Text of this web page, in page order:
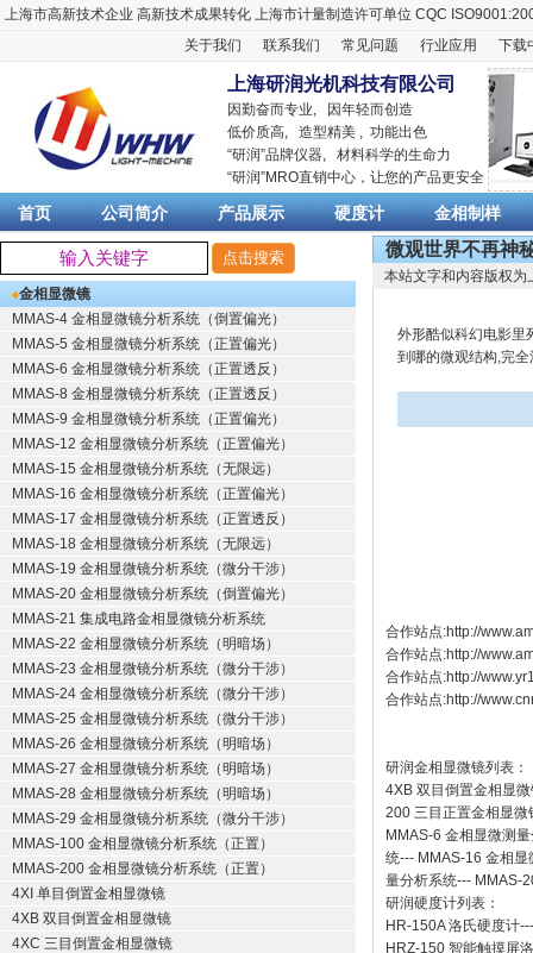
上海市高新技术企业 高新技术成果转化 上海市计量制造许可单位 CQC
关于我们
联系我们 常见问题 行业应用 下载
上海研润光机科技有限公司
因勤奋而专业, 因年轻而创造
低价质高, 造型精美 , 功能出色
“研润”品牌仪器, 材料科学的生命力
“研润”MRO直销中心，让您的产品更安全
首页 公司简介 产品展示 硬度计 金相制样
金相显微镜
MMAS-4 金相显微镜分析系统（倒置偏光）
MMAS-5 金相显微镜分析系统（正置偏光）
MMAS-6 金相显微镜分析系统（正置透反）
MMAS-8 金相显微镜分析系统（正置透反）
MMAS-9 金相显微镜分析系统（正置偏光）
MMAS-12 金相显微镜分析系统（正置偏光）
MMAS-15 金相显微镜分析系统（无限远）
MMAS-16 金相显微镜分析系统（正置偏光）
MMAS-17 金相显微镜分析系统（正置透反）
MMAS-18 金相显微镜分析系统（无限远）
MMAS-19 金相显微镜分析系统（微分干涉）
MMAS-20 金相显微镜分析系统（倒置偏光）
MMAS-21 集成电路金相显微镜分析系统
MMAS-22 金相显微镜分析系统（明暗场）
MMAS-23 金相显微镜分析系统（微分干涉）
MMAS-24 金相显微镜分析系统（微分干涉）
MMAS-25 金相显微镜分析系统（微分干涉）
MMAS-26 金相显微镜分析系统（明暗场）
MMAS-27 金相显微镜分析系统（明暗场）
MMAS-28 金相显微镜分析系统（明暗场）
MMAS-29 金相显微镜分析系统（微分干涉）
MMAS-100 金相显微镜分析系统（正置）
MMAS-200 金相显微镜分析系统（正置）
4XI 单目倒置金相显微镜
4XB 双目倒置金相显微镜
4XC 三目倒置金相显微镜
微观世界不再神
本站文字和内容版权为
外形酷似科幻电影里
到哪的微观结构,完
合作站点:http://
合作站点:http://
合作站点:http://
合作站点:http://
研润金相显微镜列表：
4XB 双目倒置金相显
200 三目正置金相显微
MMAS-6 金相显微测
统--- MMAS-16 金相显
量分析系统--- MMAS-
研润硬度计列表：
HR-150A 洛氏硬度计
HRZ-150 智能触摸屏